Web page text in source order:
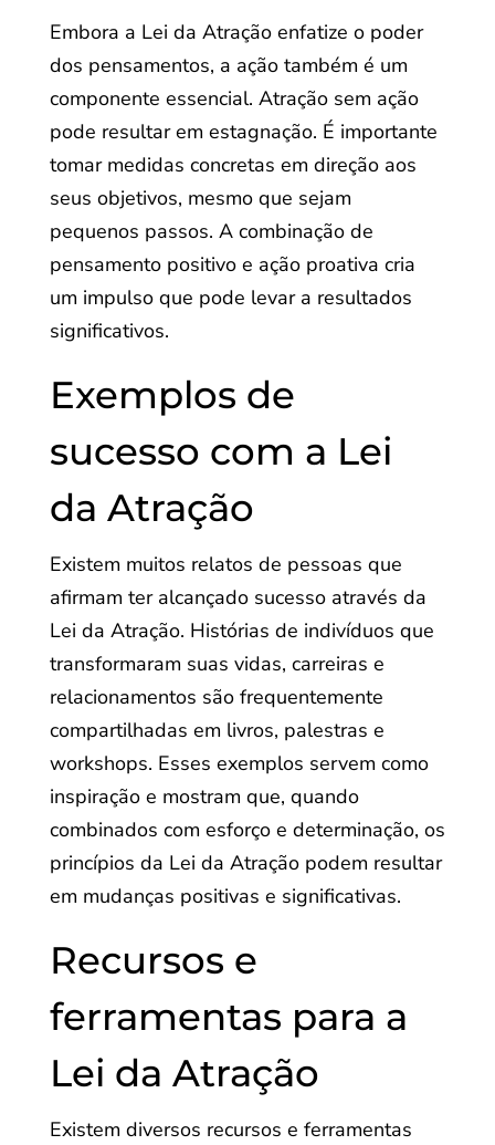
Embora a Lei da Atração enfatize o poder
dos pensamentos, a ação também é um
componente essencial. Atração sem ação
pode resultar em estagnação. É importante
tomar medidas concretas em direção aos
seus objetivos, mesmo que sejam
pequenos passos. A combinação de
pensamento positivo e ação proativa cria
um impulso que pode levar a resultados
significativos.
Exemplos de
sucesso com a Lei
da Atração
Existem muitos relatos de pessoas que
afirmam ter alcançado sucesso através da
Lei da Atração. Histórias de indivíduos que
transformaram suas vidas, carreiras e
relacionamentos são frequentemente
compartilhadas em livros, palestras e
workshops. Esses exemplos servem como
inspiração e mostram que, quando
combinados com esforço e determinação, os
princípios da Lei da Atração podem resultar
em mudanças positivas e significativas.
Recursos e
ferramentas para a
Lei da Atração
Existem diversos recursos e ferramentas